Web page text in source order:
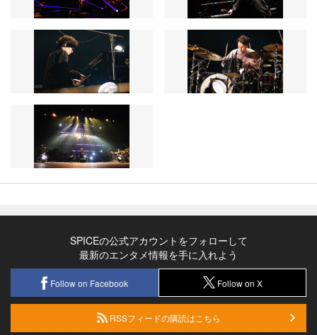
SPICEの公式アカウントをフォローして
最新のエンタメ情報を手に入れよう
Follow on Facebook Follow on X
RSSフィードの購読はこちら